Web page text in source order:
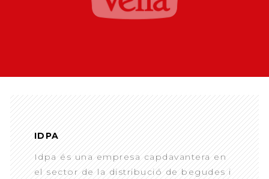
IDPA
Idpa és una empresa capdavantera en
el sector de la distribució de begudes i